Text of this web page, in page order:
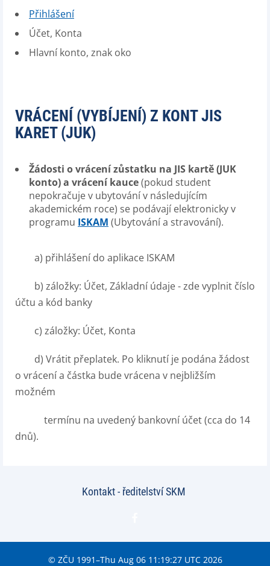
Přihlášení
Účet, Konta
Hlavní konto, znak oko
VRÁCENÍ (VYBÍJENÍ) Z KONT JIS
KARET (JUK)
Žádosti o vrácení zůstatku na JIS kartě (JUK
konto) a vrácení kauce(pokud student
nepokračuje v ubytování v následujícím
akademickém roce) se podávají elektronicky v
programu ISKAM (Ubytování a stravování).
a) přihlášení do aplikace ISKAM
b) záložky: Účet, Základní údaje - zde vyplnit číslo
účtu a kód banky
c) záložky: Účet, Konta
d) Vrátit přeplatek. Po kliknutí je podána žádost
o vrácení a částka bude vrácena v nejbližším
možném
termínu na uvedený bankovní účet (cca do 14
dnů).
Kontakt - ředitelství SKM
© ZČU 1991–Thu Aug 06 11:19:27 UTC 2026